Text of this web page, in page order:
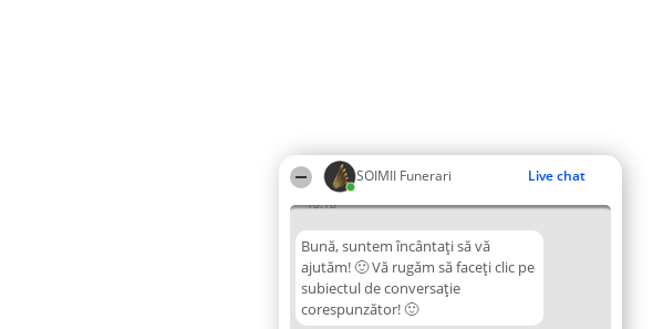
SOIMII Funerari Live chat
18:18
Bună, suntem încântați să vă
ajutăm! 🙂 Vă rugăm să faceți clic pe
subiectul de conversație
corespunzător! 🙂